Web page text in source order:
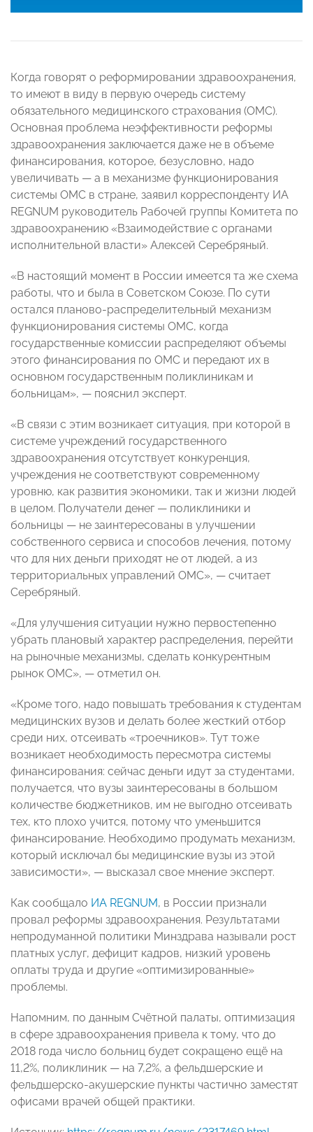
Когда говорят о реформировании здравоохранения,
то имеют в виду в первую очередь систему
обязательного медицинского страхования (ОМС).
Основная проблема неэффективности реформы
здравоохранения заключается даже не в объеме
финансирования, которое, безусловно, надо
увеличивать — а в механизме функционирования
системы ОМС в стране, заявил корреспонденту ИА
REGNUM руководитель Рабочей группы Комитета по
здравоохранению «Взаимодействие с органами
исполнительной власти» Алексей Серебряный.
«В настоящий момент в России имеется та же схема
работы, что и была в Советском Союзе. По сути
остался планово-распределительный механизм
функционирования системы ОМС, когда
государственные комиссии распределяют объемы
этого финансирования по ОМС и передают их в
основном государственным поликлиникам и
больницам», — пояснил эксперт.
«В связи с этим возникает ситуация, при которой в
системе учреждений государственного
здравоохранения отсутствует конкуренция,
учреждения не соответствуют современному
уровню, как развития экономики, так и жизни людей
в целом. Получатели денег — поликлиники и
больницы — не заинтересованы в улучшении
собственного сервиса и способов лечения, потому
что для них деньги приходят не от людей, а из
территориальных управлений ОМС», — считает
Серебряный.
«Для улучшения ситуации нужно первостепенно
убрать плановый характер распределения, перейти
на рыночные механизмы, сделать конкурентным
рынок ОМС», — отметил он.
«Кроме того, надо повышать требования к студентам
медицинских вузов и делать более жесткий отбор
среди них, отсеивать «троечников». Тут тоже
возникает необходимость пересмотра системы
финансирования: сейчас деньги идут за студентами,
получается, что вузы заинтересованы в большом
количестве бюджетников, им не выгодно отсеивать
тех, кто плохо учится, потому что уменьшится
финансирование. Необходимо продумать механизм,
который исключал бы медицинские вузы из этой
зависимости», — высказал свое мнение эксперт.
Как сообщало ИА REGNUM, в России признали
провал реформы здравоохранения. Результатами
непродуманной политики Минздрава называли рост
платных услуг, дефицит кадров, низкий уровень
оплаты труда и другие «оптимизированные»
проблемы.
Напомним, по данным Счётной палаты, оптимизация
в сфере здравоохранения привела к тому, что до
2018 года число больниц будет сокращено ещё на
11,2%, поликлиник — на 7,2%, а фельдшерские и
фельдшерско-акушерские пункты частично заместят
офисами врачей общей практики.